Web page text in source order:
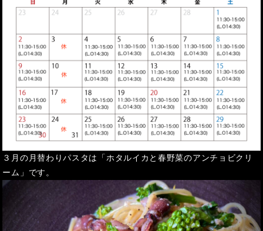
３月の月替わりパスタは「ホタルイカと春野菜のアンチョビクリ
ーム」です。